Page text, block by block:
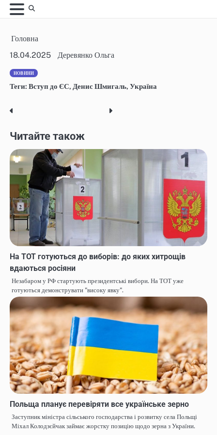
Skip
to
Головна
18.04.2025
Деревянко Ольга
НОВИНИ
Теги: Вступ до ЄС, Денис Шмигаль, Україна
Post
navigation
Читайте також
На ТОТ готуються до виборів: до яких хитрощів
вдаються росіяни
Незабаром у РФ стартують президентські вибори. На ТОТ уже
готуються демонструвати "високу явку".
Польща планує перевіряти все українське зерно
Заступник міністра сільського господарства і розвитку села Польщі
Міхал Колодзєйчак займає жорстку позицію щодо зерна з України.